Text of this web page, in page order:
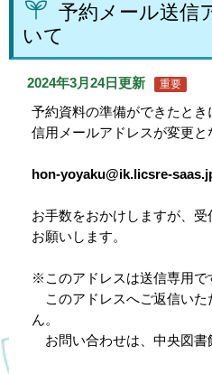
予約メール送信
いて
2024年3月24日更新 重要
予約資料の準備ができたと
信用メールアドレスが変更と
hon-yoyaku@ik.licsre-
お手数をおかけしますが、受
お願いします。
※このアドレスは送信専用で
このアドレスへご返信いた
ん。
お問い合わせは、中央図書